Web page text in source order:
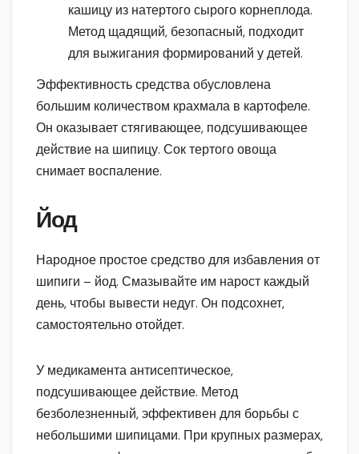
кашицу из натертого сырого корнеплода.
Метод щадящий, безопасный, подходит
для выжигания формирований у детей.
Эффективность средства обусловлена
большим количеством крахмала в картофеле.
Он оказывает стягивающее, подсушивающее
действие на шипицу. Сок тертого овоща
снимает воспаление.
Йод
Народное простое средство для избавления от
шипиги – йод. Смазывайте им нарост каждый
день, чтобы вывести недуг. Он подсохнет,
самостоятельно отойдет.
У медикамента антисептическое,
подсушивающее действие. Метод
безболезненный, эффективен для борьбы с
небольшими шипицами. При крупных размерах,